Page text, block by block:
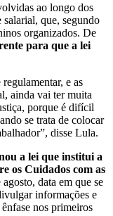
ao longo dos
que, segundo
organizados. De
para que a lei
e as
ainda vai ter muita
porque é difícil
se trata de colocar
disse Lula.
a lei que institui a
os Cuidados com as
data em que se
informações e
nos primeiros